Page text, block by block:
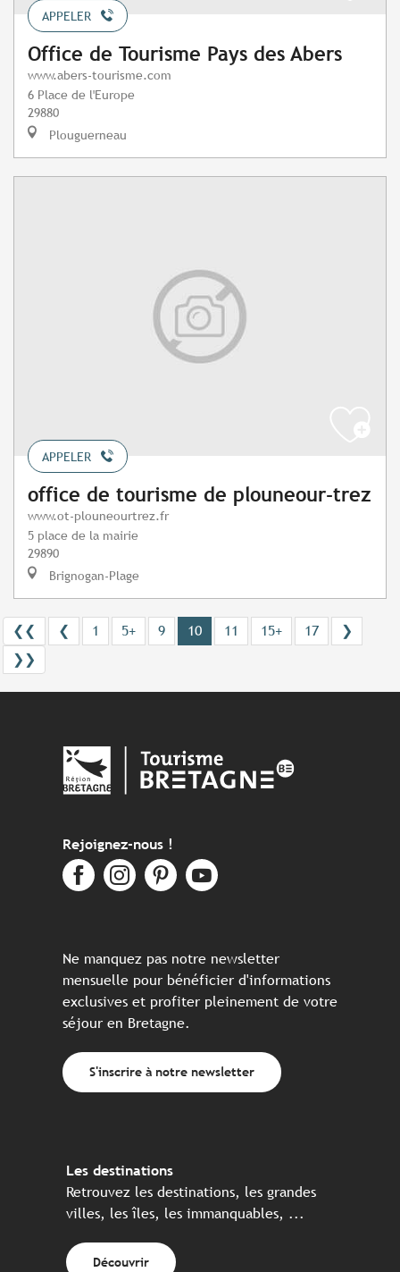
APPELER
Office de Tourisme Pays des Abers
www.abers-tourisme.com
6 Place de l'Europe
29880
Plouguerneau
APPELER
office de tourisme de plouneour-trez
www.ot-plouneourtrez.fr
5 place de la mairie
29890
Brignogan-Plage
❮❮ ❮ 1 5+ 9 10 11 15+ 17
❯
❯❯
Rejoignez-nous !
Ne manquez pas notre newsletter
mensuelle pour bénéficier d'informations
exclusives et profiter pleinement de votre
séjour en Bretagne.
S'inscrire à notre newsletter
Les destinations
Retrouvez les destinations, les grandes
villes, les îles, les immanquables, ...
Découvrir